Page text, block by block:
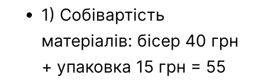
1) Собівартість
матеріалів: бісер 40 грн
+ упаковка 15 грн = 55